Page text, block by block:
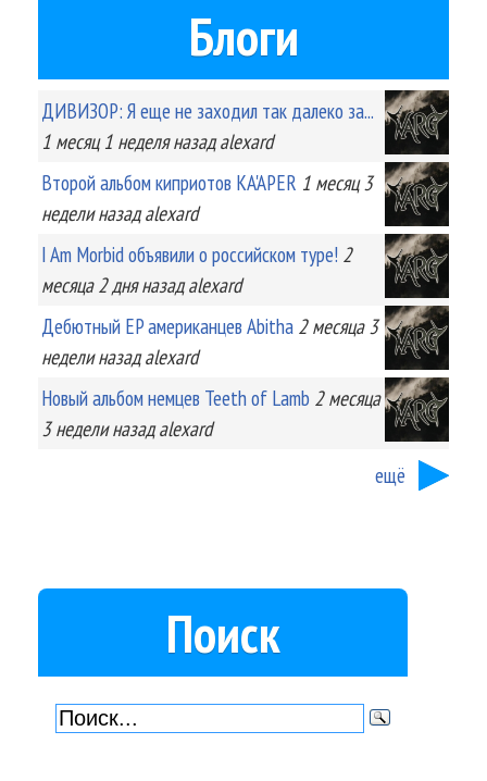
Блоги
ДИВИЗОР: Я еще не заходил так далеко за...
1 месяц 1 неделяназад alexard
Второй альбом киприотов KA'APER 1 месяц 3
неделиназад alexard
I Am Morbid объявили о российском туре! 2
месяца 2 дняназад alexard
Дебютный EP американцев Abitha 2 месяца 3
неделиназад alexard
Новый альбом немцев Teeth of Lamb 2 месяца
3 неделиназад alexard
ещё
Поиск